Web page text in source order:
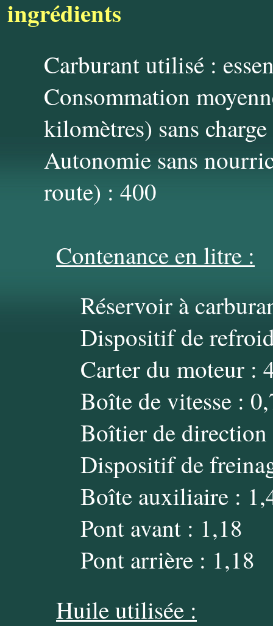
ingrédients
Carburant utilisé :
Consommation
kilomètres) sans
Autonomie sans
route) : 400
Contenance en litre :
Réservoir à
Dispositif de
Carter du moteur :
Boîte de vitesse :
Boîtier de
Dispositif de
Boîte auxiliaire :
Pont avant : 1,18
Pont arrière : 1,18
Huile utilisée :